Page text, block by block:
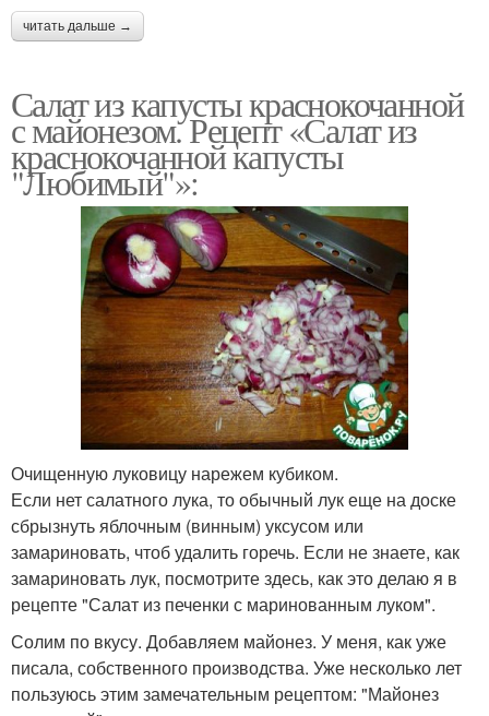
читать дальше →
Салат из капусты краснокочанной
с майонезом. Рецепт «Салат из
краснокочанной капусты
"Любимый"»:
Очищенную луковицу нарежем кубиком.
Если нет салатного лука, то обычный лук еще на доске
сбрызнуть яблочным (винным) уксусом или
замариновать, чтоб удалить горечь. Если не знаете, как
замариновать лук, посмотрите здесь, как это делаю я в
рецепте "Салат из печенки с маринованным луком".
Солим по вкусу. Добавляем майонез. У меня, как уже
писала, собственного производства. Уже несколько лет
пользуюсь этим замечательным рецептом: "Майонез